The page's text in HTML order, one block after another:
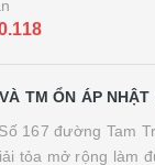
TM ỔN ÁP
167 đường Tam
tỏa mở rộng làm